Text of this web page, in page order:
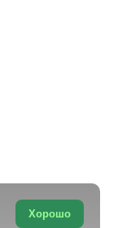
Хорошо